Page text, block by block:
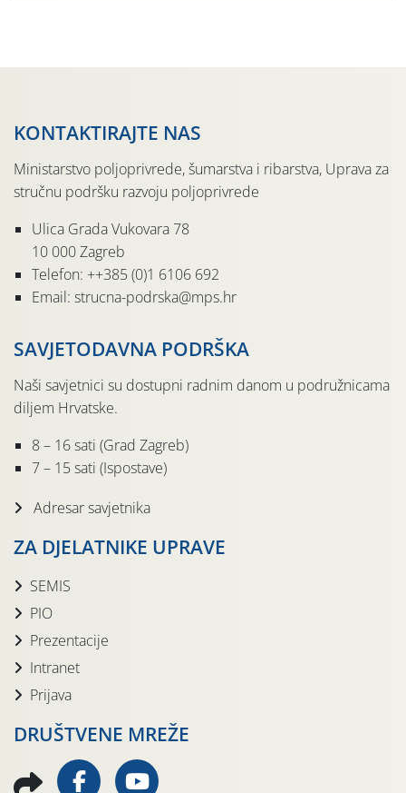
KONTAKTIRAJTE NAS
Ministarstvo poljoprivrede, šumarstva i ribarstva, Uprava za
stručnu podršku razvoju poljoprivrede
Ulica Grada Vukovara 78
10 000 Zagreb
Telefon: ++385 (0)1 6106 692
Email: strucna-podrska@mps.hr
SAVJETODAVNA PODRŠKA
Naši savjetnici su dostupni radnim danom u podružnicama
diljem Hrvatske.
8 – 16 sati (Grad Zagreb)
7 – 15 sati (Ispostave)
Adresar savjetnika
ZA DJELATNIKE UPRAVE
SEMIS
PIO
Prezentacije
Intranet
Prijava
DRUŠTVENE MREŽE